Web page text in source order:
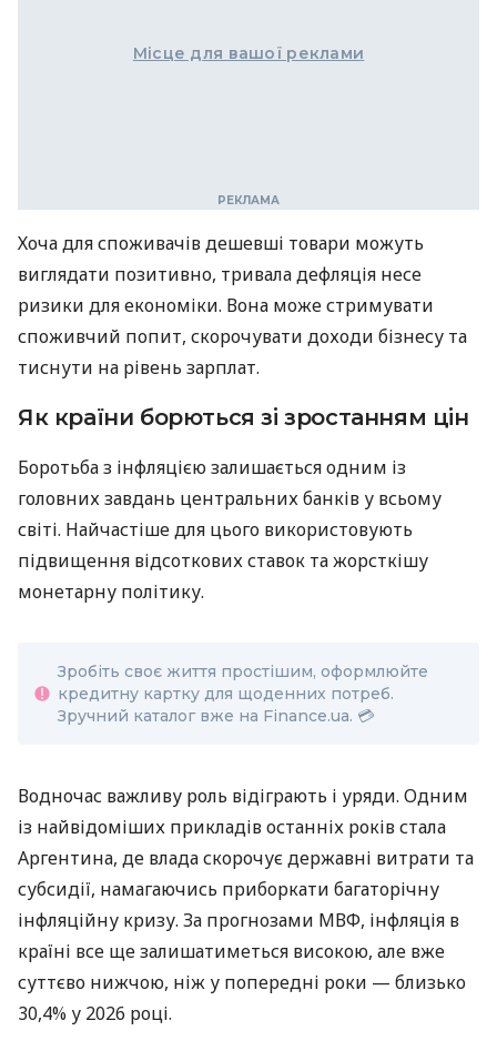
Місце для вашої реклами
Хоча для споживачів дешевші товари можуть
виглядати позитивно, тривала дефляція несе
ризики для економіки. Вона може стримувати
споживчий попит, скорочувати доходи бізнесу та
тиснути на рівень зарплат.
Як країни борються зі зростанням цін
Боротьба з інфляцією залишається одним із
головних завдань центральних банків у всьому
світі. Найчастіше для цього використовують
підвищення відсоткових ставок та жорсткішу
монетарну політику.
Зробіть своє життя простішим, оформлюйте
кредитну картку для щоденних потреб.
Зручний каталог вже на Finance.ua. 💳
Водночас важливу роль відіграють і уряди. Одним
із найвідоміших прикладів останніх років стала
Аргентина, де влада скорочує державні витрати та
субсидії, намагаючись приборкати багаторічну
інфляційну кризу. За прогнозами МВФ, інфляція в
країні все ще залишатиметься високою, але вже
суттєво нижчою, ніж у попередні роки — близько
30,4% у 2026 році.